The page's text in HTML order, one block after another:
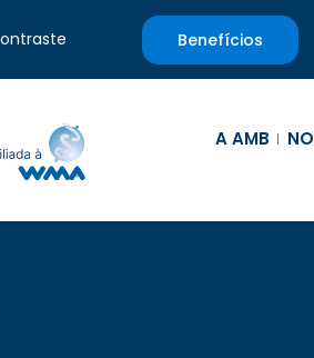
Benefícios
A AMB